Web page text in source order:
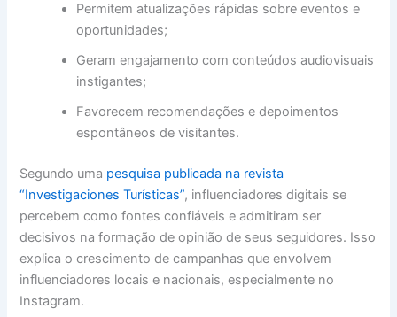
Permitem atualizações rápidas sobre eventos e
oportunidades;
Geram engajamento com conteúdos audiovisuais
instigantes;
Favorecem recomendações e depoimentos
espontâneos de visitantes.
Segundo uma pesquisa publicada na revista
“Investigaciones Turísticas”, influenciadores digitais se
percebem como fontes confiáveis e admitiram ser
decisivos na formação de opinião de seus seguidores. Isso
explica o crescimento de campanhas que envolvem
influenciadores locais e nacionais, especialmente no
Instagram.